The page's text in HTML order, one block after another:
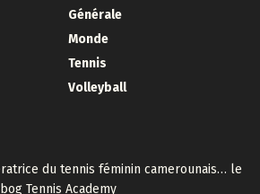
Générale
Monde
Tennis
Volleyball
du tennis féminin camerounais… le
Tennis Academy